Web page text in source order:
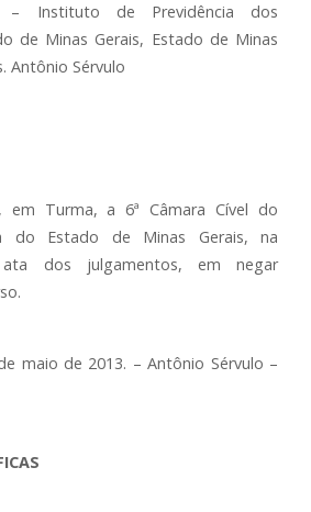
– Instituto de Previdência dos
de Minas Gerais, Estado de Minas
Antônio Sérvulo
em Turma, a 6ª Câmara Cível do
do Estado de Minas Gerais, na
dos julgamentos, em negar
maio de 2013. – Antônio Sérvulo –